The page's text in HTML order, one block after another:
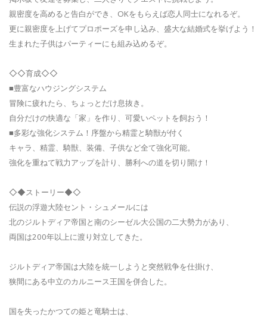
親密度を高めると告白ができ、OKをもらえば恋人同士になれるぞ。
更に親密度を上げてプロポーズを申し込み、盛大な結婚式を挙げよう！
生まれた子供はパーティーにも組み込めるぞ。
◇◇育成◇◇
■豊富なハウジングシステム
冒険に疲れたら、ちょっとだけ息抜き。
自分だけの快適な「家」を作り、可愛いペットを飼おう！
■多彩な強化システム！序盤から精霊と騎獣が付く
キャラ、精霊、騎獣、装備、子供など全て強化可能。
強化を重ねて戦力アップを計り、勝利への道を切り開け！
◇◆ストーリー◆◇
伝説の浮遊大陸セント・シュメールには
北のジルトディア帝国と南のシーゼル大公国の二大勢力があり、
両国は200年以上に渡り対立してきた。
ジルトディア帝国は大陸を統一しようと突然戦争を仕掛け、
狭間にある中立のカルニース王国を併合した。
国を失ったかつての姫と竜騎士は、